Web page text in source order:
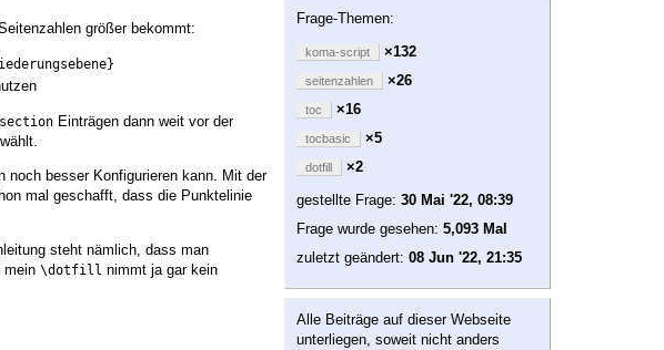
größer bekommt:
Einträgen dann weit vor der
noch besser Konfigurieren kann. Mit der
mal geschafft, dass die Punktelinie
steht nämlich, dass man
mein \dotfill nimmt ja gar kein
Frage-Themen:
koma-script ×132
seitenzahlen ×26
toc ×16
tocbasic ×5
dotfill
×2
gestellte Frage: 30 Mai '22, 08:39
Frage wurde gesehen: 5,093 Mal
zuletzt geändert: 08 Jun '22, 21:35
Alle Beiträge auf dieser Webseite
unterliegen, soweit nicht anders